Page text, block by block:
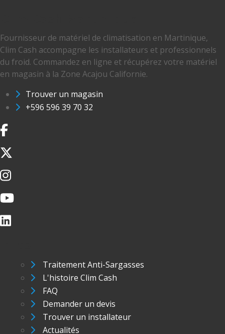
Fournisseur de matériel de climatisation en Martinique,
Clim Cash accompagne les installateurs et professionnels
du froid. Commandez en ligne et récupérez votre matériel
en magasin à la Zone Acajou Californie.
Trouver un magasin
+596 596 39 70 32
Traitement Anti-Sargasses
L'histoire Clim Cash
FAQ
Demander un devis
Trouver un installateur
Actualités